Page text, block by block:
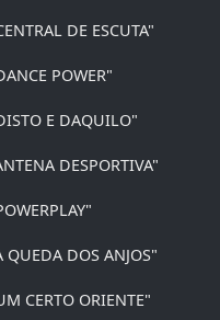
DE ESCUTA"
POWER"
E DAQUILO"
DESPORTIVA"
QUEDA DOS ANJOS"
CERTO ORIENTE"